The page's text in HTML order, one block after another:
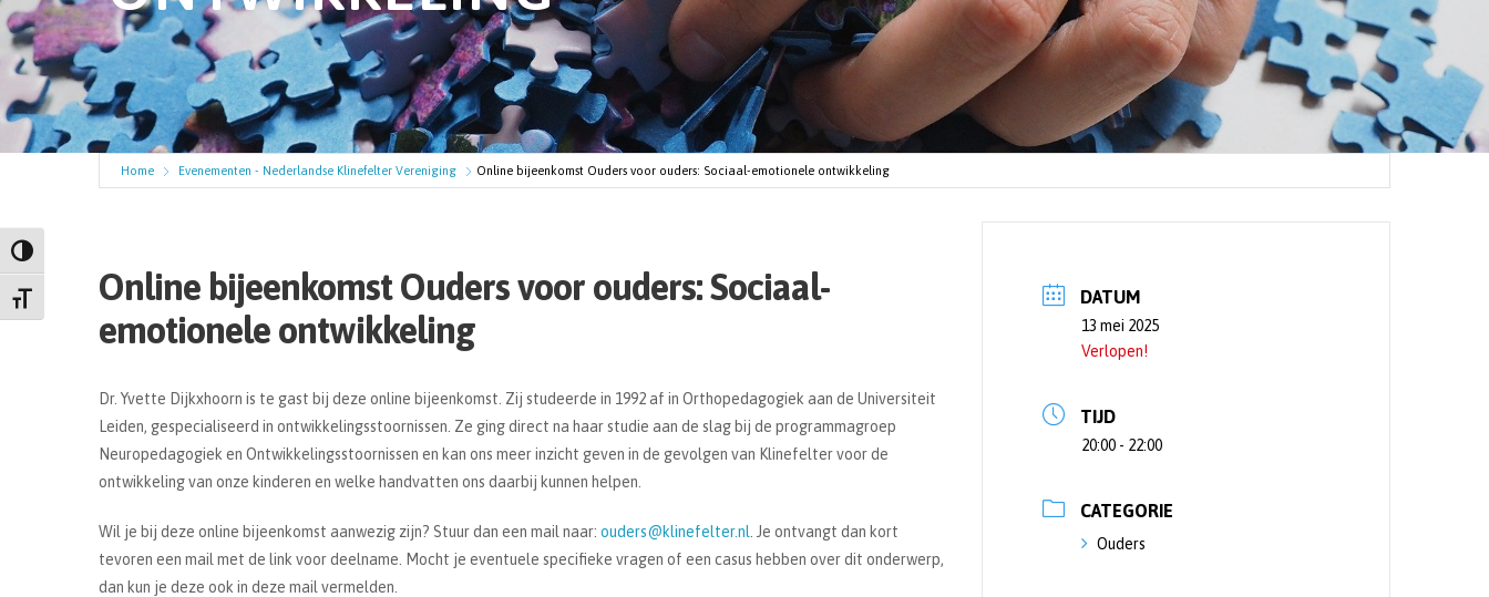
Keuze voor hoog contrast
Kies grootte van het lettertype
Home Evenementen - Nederlandse Klinefelter Vereniging Online bijeenkomst Ouders voor ouders: Sociaal-emotionele ontwikkeling
Online bijeenkomst Ouders voor ouders: Sociaal-
emotionele ontwikkeling
Dr. Yvette Dijkxhoorn is te gast bij deze online bijeenkomst. Zij studeerde in 1992 af in Orthopedagogiek aan de Universiteit
Leiden, gespecialiseerd in ontwikkelingsstoornissen. Ze ging direct na haar studie aan de slag bij de programmagroep
Neuropedagogiek en Ontwikkelingsstoornissen en kan ons meer inzicht geven in de gevolgen van Klinefelter voor de
ontwikkeling van onze kinderen en welke handvatten ons daarbij kunnen helpen.
Wil je bij deze online bijeenkomst aanwezig zijn? Stuur dan een mail naar: ouders@klinefelter.nl . Je ontvangt dan kort
tevoren een mail met de link voor deelname. Mocht je eventuele specifieke vragen of een casus hebben over dit onderwerp,
dan kun je deze ook in deze mail vermelden.
DATUM
13 mei 2025
Verlopen!
TIJD
20:00 - 22:00
CATEGORIE
Ouders